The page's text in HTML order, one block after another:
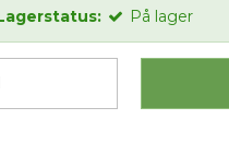
På lager